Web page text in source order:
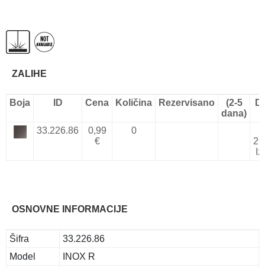
ZALIHE
Boja ID Cena Količina Rezervisano
(2-5
dana)
33.226.86
0,99
€
0
OSNOVNE INFORMACIJE
Šifra
33.226.86
Model
INOX R